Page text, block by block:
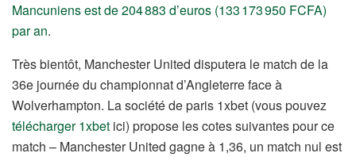
Mancuniens est de 204 883 d’euros (133 173 950 FCFA)
par an.
Très bientôt, Manchester United disputera le match de la
36e journée du championnat d’Angleterre face à
Wolverhampton. La société de paris 1xbet (vous pouvez
télécharger 1xbet ici) propose les cotes suivantes pour ce
match – Manchester United gagne à 1,36, un match nul est